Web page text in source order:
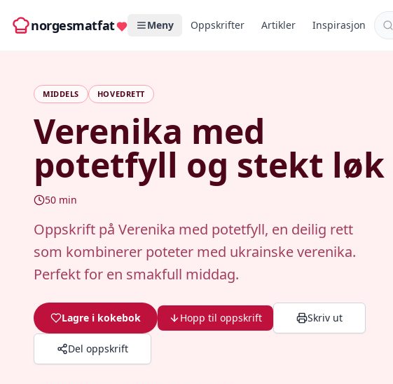
norgesmatfat Meny Oppskrifter Artikler Inspirasjon
MIDDELS HOVEDRETT
Verenika med
potetfyll og stekt løk
50 min
Oppskrift på Verenika med potetfyll, en deilig rett
som kombinerer poteter med ukrainske verenika.
Perfekt for en smakfull middag.
Lagre i kokebok Hopp til oppskrift Skriv ut
Del oppskrift